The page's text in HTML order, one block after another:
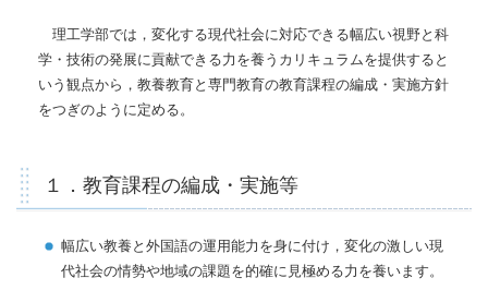
理工学部では，変化する現代社会に対応できる幅広い視野と科
学・技術の発展に貢献できる力を養うカリキュラムを提供すると
いう観点から，教養教育と専門教育の教育課程の編成・実施方針
をつぎのように定める。
１．教育課程の編成・実施等
幅広い教養と外国語の運用能力を身に付け，変化の激しい現
代社会の情勢や地域の課題を的確に見極める力を養います。